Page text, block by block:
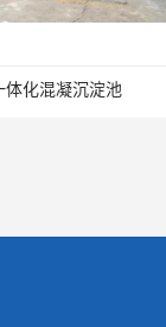
体化混凝沉淀池